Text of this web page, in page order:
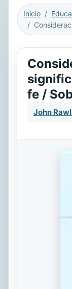
Inicio
fe /
John